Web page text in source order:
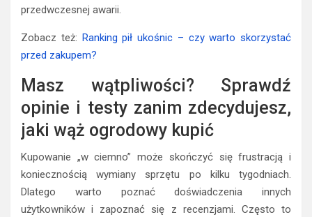
przedwczesnej awarii.
Zobacz też: Ranking pił ukośnic – czy warto skorzystać
przed zakupem?
Masz wątpliwości? Sprawdź
opinie i testy zanim zdecydujesz,
jaki wąż ogrodowy kupić
Kupowanie „w ciemno” może skończyć się frustracją i
koniecznością wymiany sprzętu po kilku tygodniach.
Dlatego warto poznać doświadczenia innych
użytkowników i zapoznać się z recenzjami. Często to